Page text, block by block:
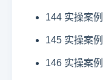
144 实操案
145 实操案
146 实操案